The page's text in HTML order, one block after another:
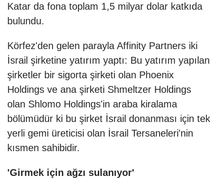
Katar da fona toplam 1,5 milyar dolar katkıda
bulundu.
Körfez'den gelen parayla Affinity Partners iki
İsrail şirketine yatırım yaptı: Bu yatırım yapılan
şirketler bir sigorta şirketi olan Phoenix
Holdings ve ana şirketi Shmeltzer Holdings
olan Shlomo Holdings'in araba kiralama
bölümüdür ki bu şirket İsrail donanması için tek
yerli gemi üreticisi olan İsrail Tersaneleri'nin
kısmen sahibidir.
'Girmek için ağzı sulanıyor'